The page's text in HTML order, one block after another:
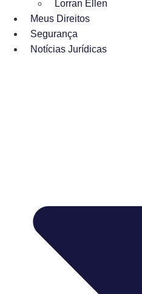
Lorran Ellen
Meus Direitos
Segurança
Notícias Jurídicas